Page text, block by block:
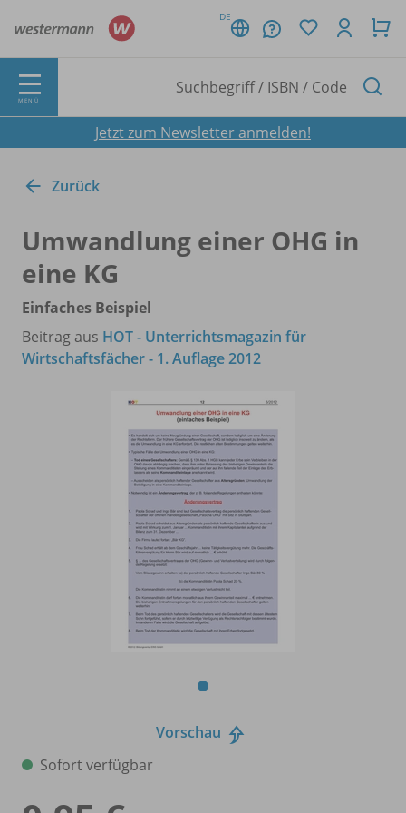
DE
MENÜ
Jetzt zum Newsletter anmelden!
Zurück
Umwandlung einer OHG in
eine KG
Einfaches Beispiel
Beitrag aus HOT - Unterrichtsmagazin für
Wirtschaftsfächer - 1. Auflage 2012
Vorschau
Sofort verfügbar